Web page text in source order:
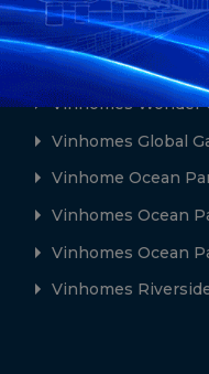
Vinhomes Green
The Fullton -
Vinhomes Wonder
Vinhomes Global
Vinhome Ocean
Vinhomes Ocean
Vinhomes Ocean
Vinhomes